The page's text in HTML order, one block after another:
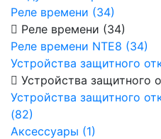
Реле времени (34)
Реле времени (34)
Реле времени NTE8 (34)
Устройства защитного
Устройства защитного
Устройства защитного
(82)
Аксессуары (1)